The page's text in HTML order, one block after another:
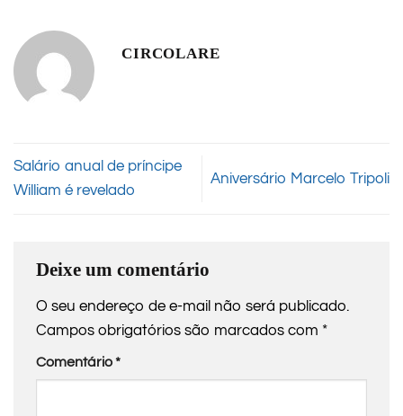
CIRCOLARE
Salário anual de príncipe
William é revelado
Aniversário Marcelo Tripoli
Deixe um comentário
O seu endereço de e-mail não será publicado.
Campos obrigatórios são marcados com *
Comentário*